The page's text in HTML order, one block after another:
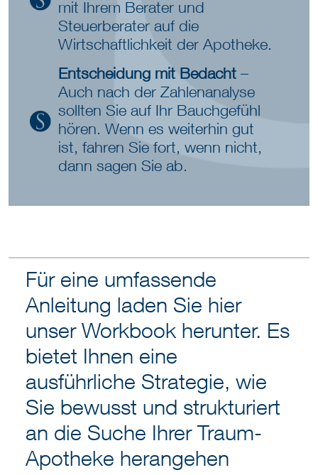
mit Ihrem Berater und
Steuerberater auf die
Wirtschaftlichkeit der Apotheke.
Entscheidung mit Bedacht –
Auch nach der Zahlenanalyse
sollten Sie auf Ihr Bauchgefühl
hören. Wenn es weiterhin gut
ist, fahren Sie fort, wenn nicht,
dann sagen Sie ab.
Für eine umfassende
Anleitung laden Sie hier
unser Workbook herunter. Es
bietet Ihnen eine
ausführliche Strategie, wie
Sie bewusst und strukturiert
an die Suche Ihrer Traum-
Apotheke herangehen